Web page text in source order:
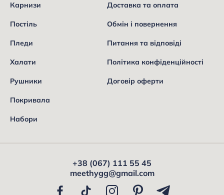
Карнизи
Постіль
Пледи
Халати
Рушники
Покривала
Набори
Доставка та оплата
Обмін і повернення
Питання та відповіді
Політика конфіденційності
Договір оферти
+38 (067) 111 55 45
meethygg@gmail.com